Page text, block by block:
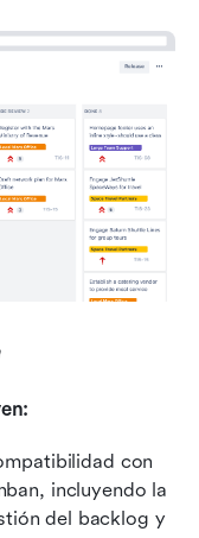
con
incluyendo la
del backlog y